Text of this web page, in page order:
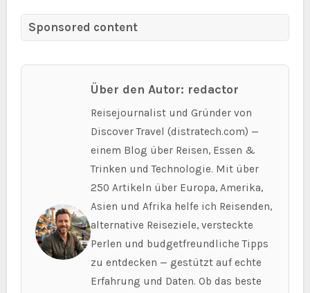
Sponsored content
Über den Autor: redactor
Reisejournalist und Gründer von
Discover Travel (distratech.com) —
einem Blog über Reisen, Essen &
Trinken und Technologie. Mit über
250 Artikeln über Europa, Amerika,
Asien und Afrika helfe ich Reisenden,
alternative Reiseziele, versteckte
Perlen und budgetfreundliche Tipps
zu entdecken — gestützt auf echte
Erfahrung und Daten. Ob das beste